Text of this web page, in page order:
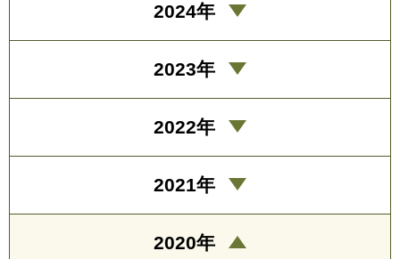
2024年
2023年
2022年
2021年
2020年